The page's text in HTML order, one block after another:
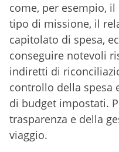
come, per esempio,
tipo di missione, il
capitolato di spesa,
conseguire notevoli
indiretti di
controllo della spesa
di budget impostati.
trasparenza e della
viaggio.